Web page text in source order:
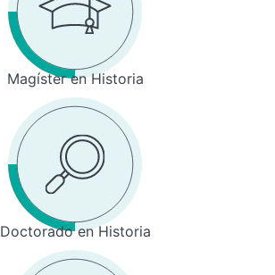
Magíster en Historia
Doctorado en Historia